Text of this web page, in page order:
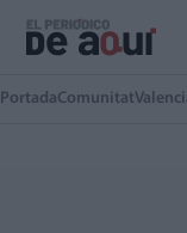
PortadaComunitat